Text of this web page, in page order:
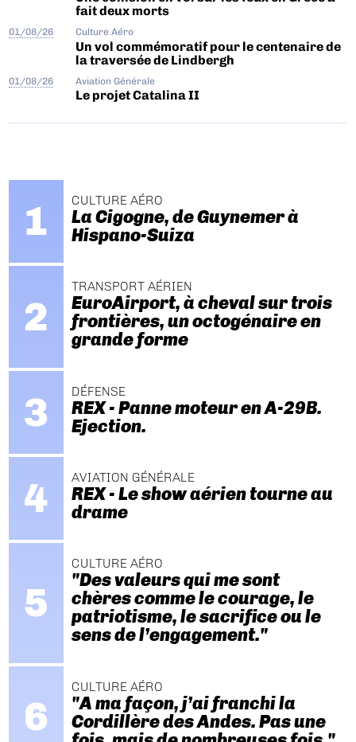
fait deux morts
01/08/26 Culture Aéro
Un vol commémoratif pour le centenaire de
la traversée de Lindbergh
01/08/26 Aviation Générale
Le projet Catalina II
CULTURE AÉRO
La Cigogne, de Guynemer à
Hispano-Suiza
TRANSPORT AÉRIEN
EuroAirport, à cheval sur trois
frontières, un octogénaire en
grande forme
DÉFENSE
REX - Panne moteur en A-29B.
Ejection.
AVIATION GÉNÉRALE
REX - Le show aérien tourne au
drame
CULTURE AÉRO
"Des valeurs qui me sont
chères comme le courage, le
patriotisme, le sacrifice ou le
sens de l’engagement."
CULTURE AÉRO
"A ma façon, j’ai franchi la
Cordillère des Andes. Pas une